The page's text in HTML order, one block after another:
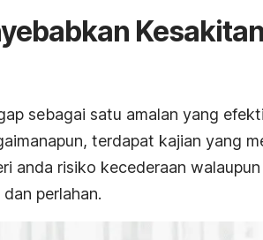
Kesakitan
sebagai satu amalan yang
terdapat kajian yang
anda risiko kecederaan walaupun
perlahan.